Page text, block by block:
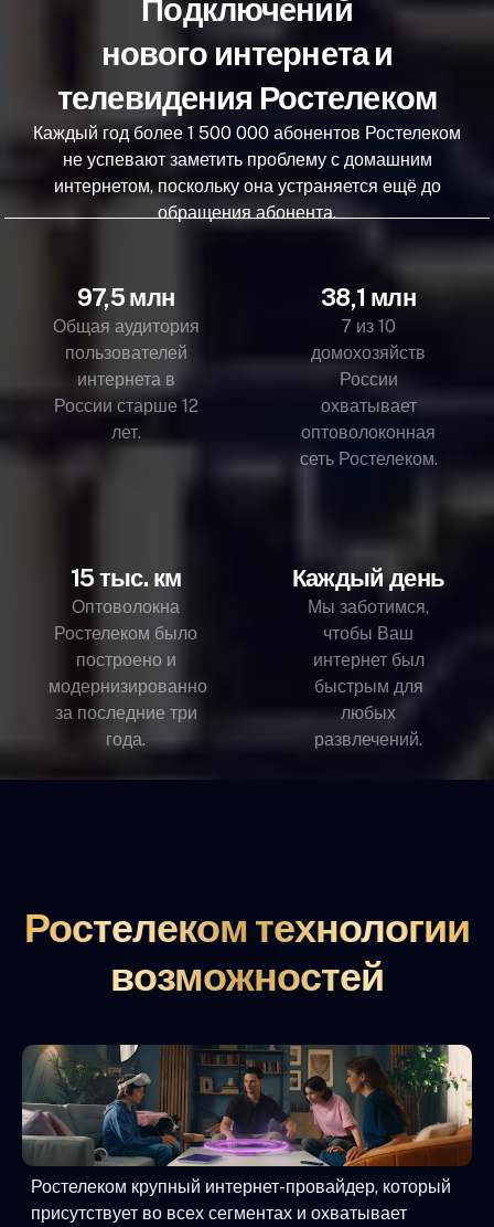
Подключений
нового интернета и
телевидения Ростелеком
Каждый год более 1 500 000 абонентов Ростелеком
не успевают заметить проблему с домашним
интернетом, поскольку она устраняется ещё до
обращения абонента.
97,5 млн
Общая аудитория
пользователей
интернета в
России старше 12
лет.
38,1 млн
7 из 10
домохозяйств
России
охватывает
оптоволоконная
сеть Ростелеком.
15 тыс. км
Оптоволокна
Ростелеком было
построено и
модернизированно
за последние три
года.
Каждый день
Мы заботимся,
чтобы Ваш
интернет был
быстрым для
любых
развлечений.
Ростелеком технологии
возможностей
Ростелеком крупный интернет-провайдер, который
присутствует во всех сегментах и охватывает